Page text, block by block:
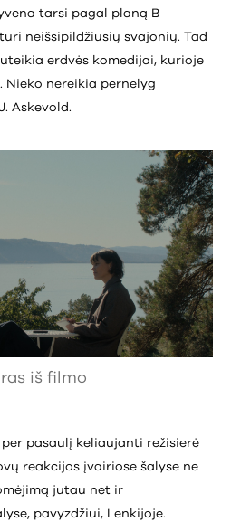
tarsi pagal planą B –
neišsipildžiusių svajonių. Tad
erdvės komedijai, kurioje
Nieko nereikia pernelyg
Askevold.
iš filmo
per pasaulį keliaujanti režisierė
reakcijos įvairiose šalyse ne
jutau net ir
pavyzdžiui, Lenkijoje.